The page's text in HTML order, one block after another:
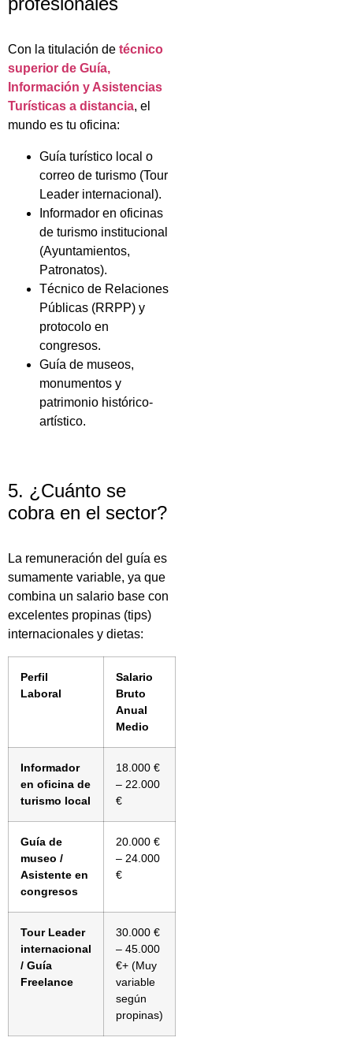
Con la titulación de técnico
superior de Guía,
Información y Asistencias
Turísticas a distancia, el
mundo es tu oficina:
Guía turístico local o
correo de turismo (Tour
Leader internacional).
Informador en oficinas
de turismo institucional
(Ayuntamientos,
Patronatos).
Técnico de Relaciones
Públicas (RRPP) y
protocolo en
congresos.
Guía de museos,
monumentos y
patrimonio histórico-
artístico.
5. ¿Cuánto se
cobra en el sector?
La remuneración del guía es
sumamente variable, ya que
combina un salario base con
excelentes propinas (tips)
internacionales y dietas:
Perfil
Laboral
Salario
Bruto
Anual
Medio
Informador
en oficina de
turismo local
18.000 €
– 22.000
€
Guía de
museo /
Asistente en
congresos
20.000 €
– 24.000
€
Tour Leader
internacional
/ Guía
Freelance
30.000 €
– 45.000
€+ (Muy
variable
según
propinas)